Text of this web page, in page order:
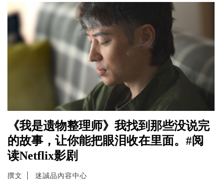
《我是遗物整理师》我找到那些没说完
的故事，让你能把眼泪收在里面。#阅
读Netflix影剧
撰文 迷誠品內容中心